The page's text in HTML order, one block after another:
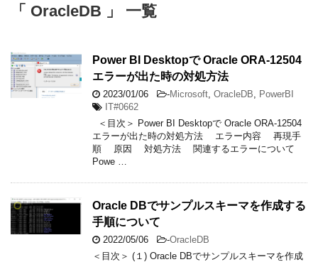
「 OracleDB 」 一覧
Power BI Desktopで Oracle ORA-12504
エラーが出た時の対処方法
2023/01/06 -Microsoft OracleDB
PowerBI
IT#0662
＜目次＞ Power BI Desktopで Oracle ORA-12504
エラーが出た時の対処方法 エラー内容 再現手
順 原因 対処方法 関連するエラーについて
Powe …
Oracle DBでサンプルスキーマを作成する
手順について
2022/05/06 -OracleDB
＜目次＞ (１) Oracle DBでサンプルスキーマを作成